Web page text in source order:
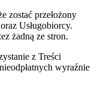
zostać przełożony
Usługobiorcy.
żadną ze stron.
z Treści
wyraźnie